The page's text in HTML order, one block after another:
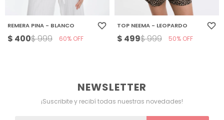
REMERA PINA - BLANCO
$ 400$999 60
TOP NEEMA - LEOPARDO
$ 499$999 50
NEWSLETTER
¡Suscribite y recibí todas nuestras novedades!